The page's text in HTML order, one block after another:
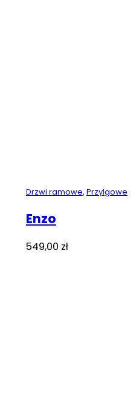
Drzwi ramowe, Przylgowe
Enzo
549,00 zł